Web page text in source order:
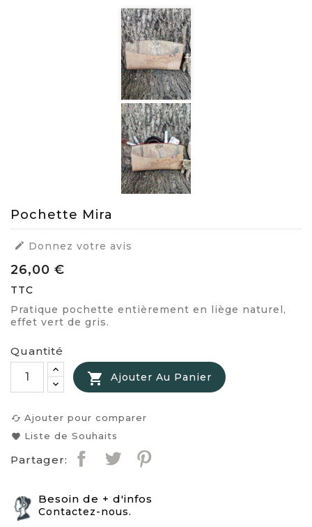
Pochette Mira
 Donnez votre avis
26,00 €
TTC
Pratique pochette entièrement en liège naturel,
effet vert de gris.
Quantité
 Ajouter Au Panier
cached Ajouter pour comparer
favorite Liste de Souhaits
Partager:
Besoin de + d'infos
Contactez-nous.